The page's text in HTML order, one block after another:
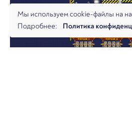
Мы используем cookie-файлы на
Подробнее: Политика